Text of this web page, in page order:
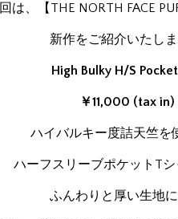
は、【THE NORTH FACE
新作をご紹介いたしま
High Bulky H/S
￥11,000 (tax in)
ハイバルキー度詰天竺を
ハーフスリーブポケットTシ
ふんわりと厚い生地